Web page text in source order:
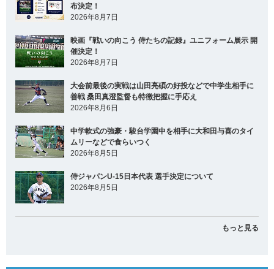
布決定！
2026年8月7日
映画『戦いの向こう 侍たちの記録』ユニフォーム展示 開
催決定！
2026年8月7日
大会前最後の実戦は山田亮碩の好投などで中学生相手に
善戦 桑田真澄監督も特徴把握に手応え
2026年8月6日
中学軟式の強豪・駿台学園中を相手に大和田与喜のタイ
ムリーなどで食らいつく
2026年8月5日
侍ジャパンU-15日本代表 選手決定について
2026年8月5日
もっと見る